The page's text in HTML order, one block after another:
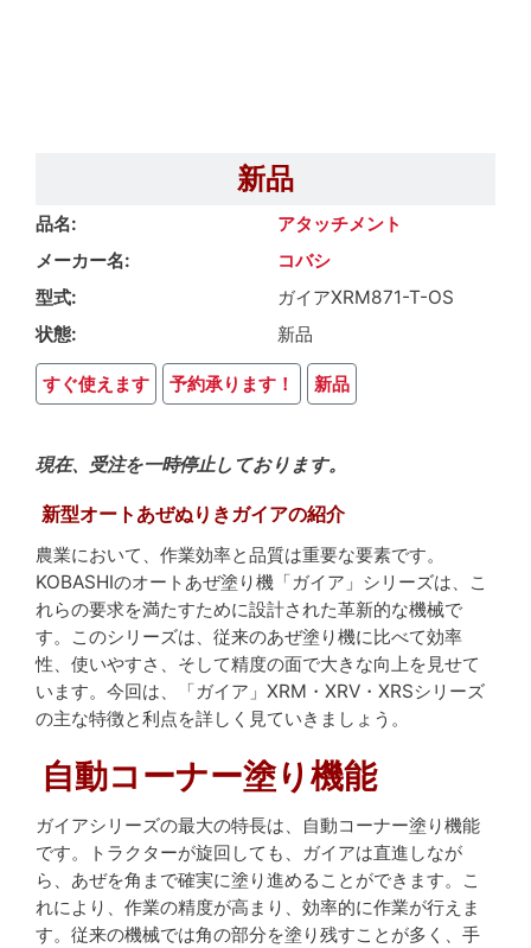
新品
品名
アタッチメント
メーカー名
コバシ
型式
ガイアXRM871-T-OS
状態
新品
すぐ使えます 予約承ります！ 新品
現在、受注を一時停止しております。
新型オートあぜぬりきガイアの紹介
農業において、作業効率と品質は重要な要素です。
KOBASHIのオートあぜ塗り機「ガイア」シリーズは、こ
れらの要求を満たすために設計された革新的な機械で
す。このシリーズは、従来のあぜ塗り機に比べて効率
性、使いやすさ、そして精度の面で大きな向上を見せて
います。今回は、「ガイア」XRM・XRV・XRSシリーズ
の主な特徴と利点を詳しく見ていきましょう。
自動コーナー塗り機能
ガイアシリーズの最大の特長は、自動コーナー塗り機能
です。トラクターが旋回しても、ガイアは直進しなが
ら、あぜを角まで確実に塗り進めることができます。こ
れにより、作業の精度が高まり、効率的に作業が行えま
す。従来の機械では角の部分を塗り残すことが多く、手